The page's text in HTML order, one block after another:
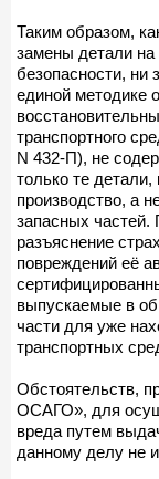
Таким образом,
замены детали на
безопасности,
единой методике
транспортного
N 432-П), не
только те
производство, а
запасных частей.
разъяснение
повреждений её
выпускаемые в
части для уже
транспортных
Обстоятельств,
ОСАГО», для
вреда путем
данному делу не